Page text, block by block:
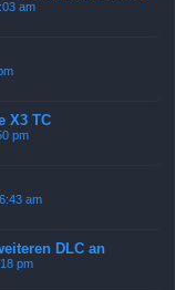
am
X3 TC
pm
am
DLC an
pm